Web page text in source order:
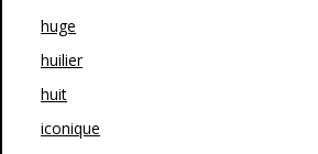
huge
huilier
huit
iconique